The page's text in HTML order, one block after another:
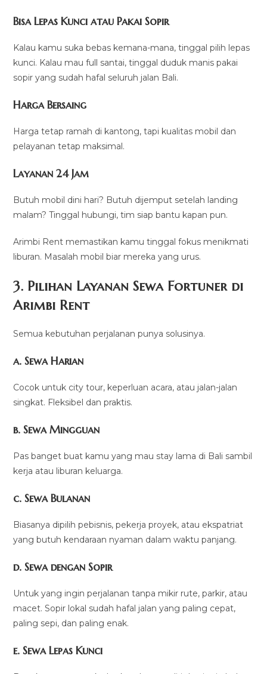
Bisa Lepas Kunci atau Pakai Sopir
Kalau kamu suka bebas kemana-mana, tinggal pilih lepas
kunci. Kalau mau full santai, tinggal duduk manis pakai
sopir yang sudah hafal seluruh jalan Bali.
Harga Bersaing
Harga tetap ramah di kantong, tapi kualitas mobil dan
pelayanan tetap maksimal.
Layanan 24 Jam
Butuh mobil dini hari? Butuh dijemput setelah landing
malam? Tinggal hubungi, tim siap bantu kapan pun.
Arimbi Rent memastikan kamu tinggal fokus menikmati
liburan. Masalah mobil biar mereka yang urus.
3. Pilihan Layanan Sewa Fortuner di
Arimbi Rent
Semua kebutuhan perjalanan punya solusinya.
a. Sewa Harian
Cocok untuk city tour, keperluan acara, atau jalan-jalan
singkat. Fleksibel dan praktis.
b. Sewa Mingguan
Pas banget buat kamu yang mau stay lama di Bali sambil
kerja atau liburan keluarga.
c. Sewa Bulanan
Biasanya dipilih pebisnis, pekerja proyek, atau ekspatriat
yang butuh kendaraan nyaman dalam waktu panjang.
d. Sewa dengan Sopir
Untuk yang ingin perjalanan tanpa mikir rute, parkir, atau
macet. Sopir lokal sudah hafal jalan yang paling cepat,
paling sepi, dan paling enak.
e. Sewa Lepas Kunci